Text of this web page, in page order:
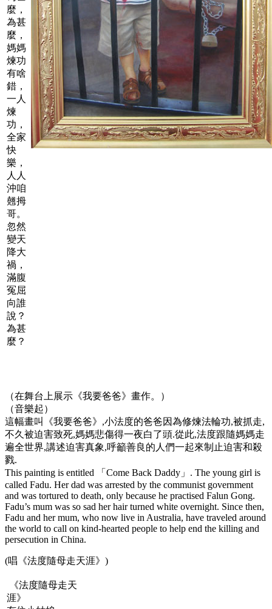
麼，
為甚
麼，
媽媽
煉功
有啥
錯，
一人
煉
功，
全家
快
樂，
人人
沖咱
翹拇
哥。
忽然
變天
降大
禍，
滿腹
冤屈
向誰
說？
為甚
麼？
（在舞台上展示《我要爸爸》畫作。）
（音樂起）
這幅畫叫《我要爸爸》,小法度的爸爸因為修煉法輪功,被抓走,
不久被迫害致死,媽媽悲傷得一夜白了頭.從此,法度跟隨媽媽走
遍全世界,講述迫害真象,呼籲善良的人們一起來制止迫害和殺
戮.
This painting is entitled 「Come Back Daddy」. The young girl is
called Fadu. Her dad was arrested by the communist government
and was tortured to death, only because he practised Falun Gong.
Fadu’s mum was so sad her hair turned white overnight. Since then,
Fadu and her mum, who now live in Australia, have traveled around
the world to call on kind-hearted people to help end the killing and
persecution in China.
(唱《法度隨母走天涯》)
《法度隨母走天
涯》